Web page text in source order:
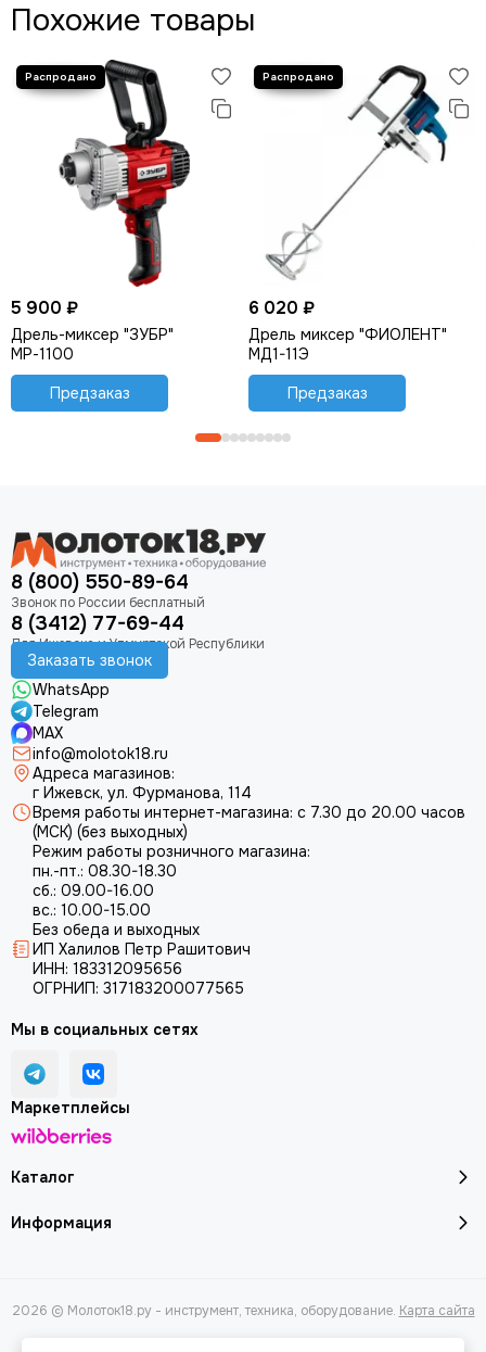
Похожие товары
5 900 ₽
Дрель-миксер "ЗУБР"
МР-1100
Предзаказ
6 020 ₽
Дрель миксер "ФИОЛЕНТ"
МД1-11Э
Предзаказ
8 (800) 550-89-64
8 (3412) 77-69-44
Заказать звонок
WhatsApp
Telegram
MAX
info@molotok18.ru
Адреса магазинов:
г Ижевск, ул. Фурманова, 114
Время работы интернет-магазина: с 7.30 до 20.00 часов
(МСК) (без выходных)
Режим работы розничного магазина:
пн.-пт.: 08.30-18.30
сб.: 09.00-16.00
вс.: 10.00-15.00
Без обеда и выходных
ИП Халилов Петр Рашитович
ИНН: 183312095656
ОГРНИП: 317183200077565
Каталог
Информация
Мы в социальных сетях
Маркетплейсы
2026 © Молоток18.ру - инструмент, техника, оборудование. Карта сайта